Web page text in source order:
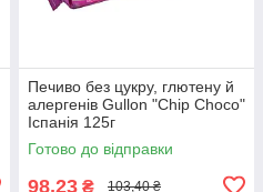
Печиво без цукру, глютену й
алергенів Gullon "Chip Choco"
Іспанія 125г
Готово до відправки
98,23 ₴ 103,40 ₴